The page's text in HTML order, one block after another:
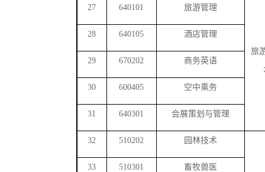
27 640101 旅游管理
旅
28 640105 酒店管理
29 670202 商务英语
30 600405 空中乘务
31 640301 会展策划与管理
32 510202 园林技术
33 510301 畜牧兽医